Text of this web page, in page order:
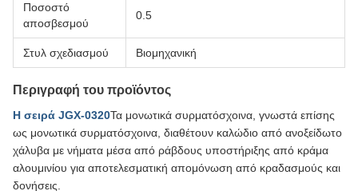
Ποσοστό
αποσβεσμού
0.5
Στυλ σχεδιασμού Βιομηχανική
Περιγραφή του προϊόντος
Η σειρά JGX-0320Τα μονωτικά συρματόσχοινα, γνωστά επίσης
ως μονωτικά συρματόσχοινα, διαθέτουν καλώδιο από ανοξείδωτο
χάλυβα με νήματα μέσα από ράβδους υποστήριξης από κράμα
αλουμινίου για αποτελεσματική απομόνωση από κραδασμούς και
δονήσεις.